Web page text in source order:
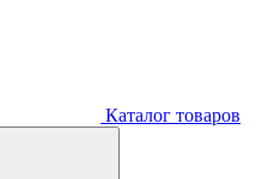
Каталог товаров